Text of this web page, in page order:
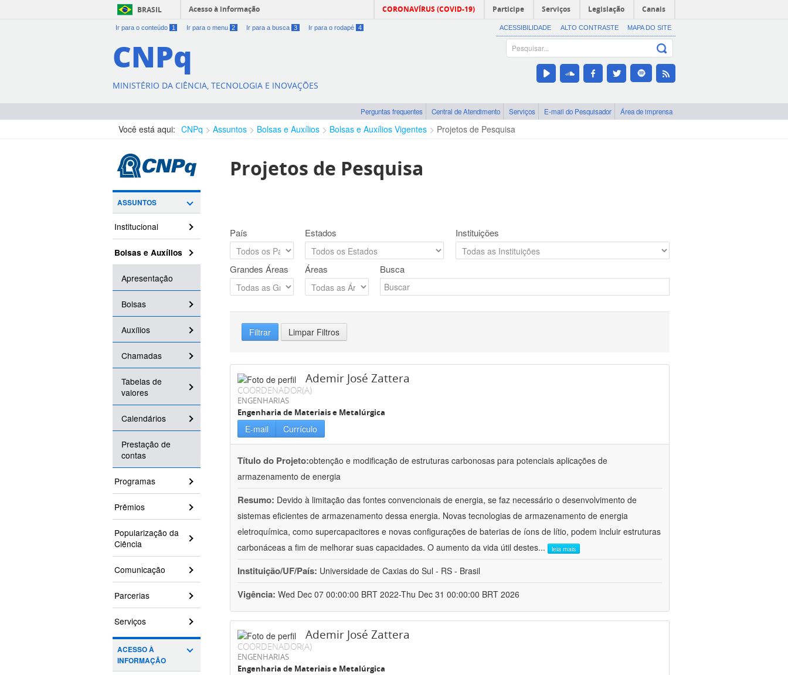
BRASIL Acesso à informação CORONAVÍRUS (COVID-19) Participe Serviços Legislação Canais
Ir para o conteúdo 1 Ir para o menu 2 Ir para a busca 3 Ir para o rodapé 4 ACESSIBILIDADE ALTO CONTRASTE MAPA DO SITE
CNPq
MINISTÉRIO DA CIÊNCIA, TECNOLOGIA E INOVAÇÕES
Perguntas frequentes Central de Atendimento Serviços E-mail do Pesquisador Área de imprensa
Você está aqui: CNPq Assuntos Bolsas e Auxílios Bolsas e Auxílios Vigentes Projetos de Pesquisa
ASSUNTOS
Institucional
Bolsas e Auxílios
Apresentação
Bolsas
Auxílios
Chamadas
Tabelas de
valores
Calendários
Prestação de
contas
Programas
Prêmios
Popularização da
Ciência
Comunicação
Parcerias
Serviços
ACESSO À
INFORMAÇÃO
Projetos de Pesquisa
País Estados Instituições
Grandes Áreas Áreas Busca
Filtrar Limpar Filtros
Ademir José Zattera
COORDENADOR(A)
ENGENHARIAS
Engenharia de Materiais e Metalúrgica
E-mail Currículo
Título do Projeto:obtenção e modificação de estruturas carbonosas para potenciais aplicações de
armazenamento de energia
Resumo: Devido à limitação das fontes convencionais de energia, se faz necessário o desenvolvimento de
sistemas eficientes de armazenamento dessa energia. Novas tecnologias de armazenamento de energia
eletroquímica, como supercapacitores e novas configurações de baterias de íons de lítio, podem incluir estruturas
carbonáceas a fim de melhorar suas capacidades. O aumento da vida útil destes... leia mais
Instituição/UF/País: Universidade de Caxias do Sul - RS - Brasil
Vigência: Wed Dec 07 00:00:00 BRT 2022-Thu Dec 31 00:00:00 BRT 2026
Ademir José Zattera
COORDENADOR(A)
ENGENHARIAS
Engenharia de Materiais e Metalúrgica